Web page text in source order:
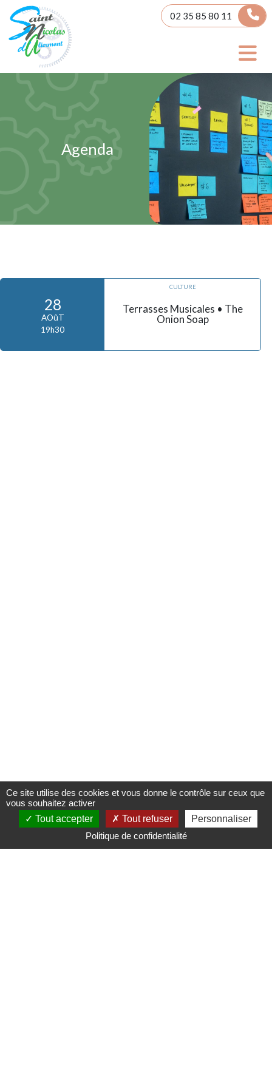
02 35 85 80 11
Agenda
28
AOûT
19h30
CULTURE
Terrasses Musicales • The
Onion Soap
Panneau de gestion des cookies
Ce site utilise des cookies et vous donne le contrôle sur ceux que
vous souhaitez activer
Tout accepter
Tout refuser
Personnaliser
Politique de confidentialité